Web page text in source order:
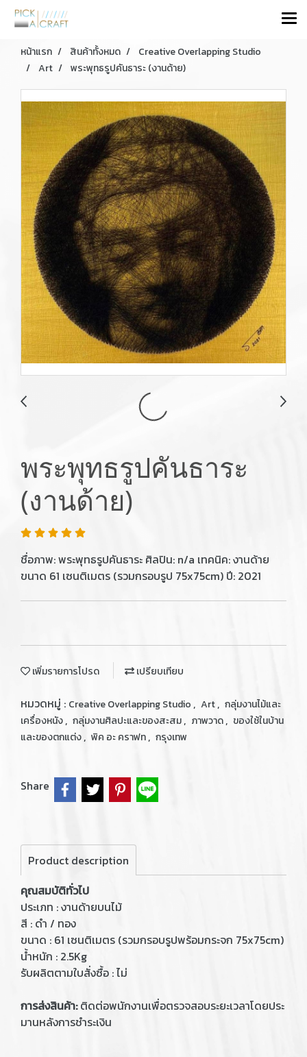
หน้าแรก สินค้าทั้งหมด
Creative Overlapping Studio
Art
พระพุทธรูปคันธาระ (งานด้าย)
พระพุทธรูปคันธาระ
(งานด้าย)
ชื่อภาพ: พระพุทธรูปคันธาระ ศิลปิน: n/a เทคนิค: งานด้าย
ขนาด 61 เซนติเมตร (รวมกรอบรูป 75x75cm) ปี: 2021
เพิ่มรายการโปรด เปรียบเทียบ
หมวดหมู่ : Creative Overlapping Studio , Art, กลุ่มงานไม้และ
เครื่องหนัง, กลุ่มงานศิลปะและของสะสม, ภาพวาด, ของใช้ในบ้าน
และของตกแต่ง, พิค อะ คราฟท, กรุงเทพ
Share
Product description
คุณสมบัติทั่วไป
ประเภท : งานด้ายบนไม้
สี : ดำ / ทอง
ขนาด : 61 เซนติเมตร (รวมกรอบรูปพร้อมกระจก 75x75cm)
น้ำหนัก : 2.5Kg
รับผลิตตามใบสั่งซื้อ : ไม่
การส่งสินค้า:ติดต่อพนักงานเพื่อตรวจสอบระยะเวลาโดยประ
มานหลังการชำระเงิน